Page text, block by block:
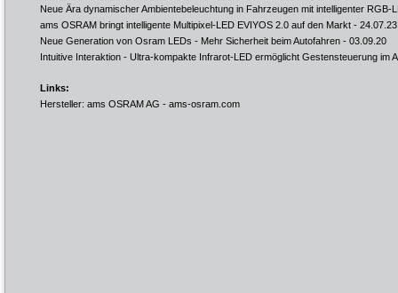
Neue Ära dynamischer Ambientebeleuchtung in Fahrzeugen mit intelligenter RGB-
ams OSRAM bringt intelligente Multipixel-LED EVIYOS 2.0 auf den Markt - 24.07.23
Neue Generation von Osram LEDs - Mehr Sicherheit beim Autofahren - 03.09.20
Intuitive Interaktion - Ultra-kompakte Infrarot-LED ermöglicht Gestensteuerung im
Links:
Hersteller: ams OSRAM AG - ams-osram.com